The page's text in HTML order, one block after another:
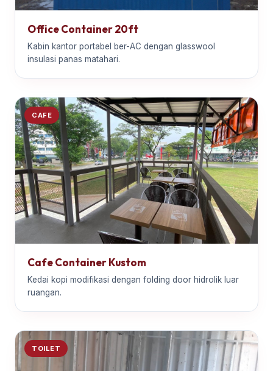
Office Container 20ft
Kabin kantor portabel ber-AC dengan glasswool
insulasi panas matahari.
CAFE
Cafe Container Kustom
Kedai kopi modifikasi dengan folding door hidrolik luar
ruangan.
TOILET